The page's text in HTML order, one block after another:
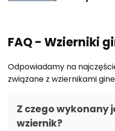
FAQ - Wzierniki
Odpowiadamy na
związane z wziernikami
Z czego wykonany
wziernik?